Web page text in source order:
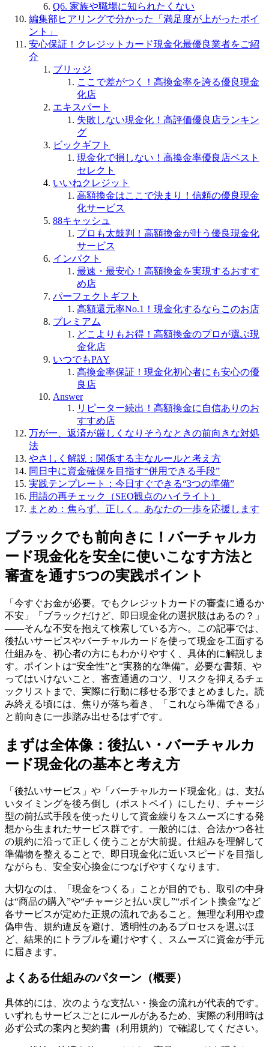
Q6. 家族や職場に知られたくない
編集部ヒアリングで分かった「満足度が上がったポイ
ント」
安心保証！クレジットカード現金化最優良業者をご紹
介
ブリッジ
ここで差がつく！高換金率を誇る優良現金
化店
エキスパート
失敗しない現金化！高評価優良店ランキン
グ
ビックギフト
現金化で損しない！高換金率優良店ベスト
セレクト
いいねクレジット
高額換金はここで決まり！信頼の優良現金
化サービス
88キャッシュ
プロも太鼓判！高額換金が叶う優良現金化
サービス
インパクト
最速・最安心！高額換金を実現するおすす
め店
パーフェクトギフト
高額還元率No.1！現金化するならこのお店
プレミアム
どこよりもお得！高額換金のプロが選ぶ現
金化店
いつでもPAY
高換金率保証！現金化初心者にも安心の優
良店
Answer
リピーター続出！高額換金に自信ありのお
すすめ店
万が一、返済が厳しくなりそうなときの前向きな対処
法
やさしく解説：関係する主なルールと考え方
同日中に資金確保を目指す“併用できる手段”
実践テンプレート：今日すぐできる“3つの準備”
用語の再チェック（SEO観点のハイライト）
まとめ：焦らず、正しく。あなたの一歩を応援します
ブラックでも前向きに！バーチャルカ
ード現金化を安全に使いこなす方法と
審査を通す5つの実践ポイント
「今すぐお金が必要。でもクレジットカードの審査に通るか
不安」「ブラックだけど、即日現金化の選択肢はあるの？」
――そんな不安を抱えて検索している方へ。この記事では、
後払いサービスやバーチャルカードを使って現金を工面する
仕組みを、初心者の方にもわかりやすく、具体的に解説しま
す。ポイントは“安全性”と“実務的な準備”。必要な書類、や
ってはいけないこと、審査通過のコツ、リスクを抑えるチェ
ックリストまで、実際に行動に移せる形でまとめました。読
み終える頃には、焦りが落ち着き、「これなら準備できる」
と前向きに一歩踏み出せるはずです。
まずは全体像：後払い・バーチャルカ
ード現金化の基本と考え方
「後払いサービス」や「バーチャルカード現金化」は、支払
いタイミングを後ろ倒し（ポストペイ）にしたり、チャージ
型の前払式手段を使ったりして資金繰りをスムーズにする発
想から生まれたサービス群です。一般的には、合法かつ各社
の規約に沿って正しく使うことが大前提。仕組みを理解して
準備物を整えることで、即日現金化に近いスピードを目指し
ながらも、安全安心換金につなげやすくなります。
大切なのは、「現金をつくる」ことが目的でも、取引の中身
は“商品の購入”や“チャージと払い戻し”“ポイント換金”など
各サービスが定めた正規の流れであること。無理な利用や虚
偽申告、規約違反を避け、透明性のあるプロセスを選ぶほ
ど、結果的にトラブルを避けやすく、スムーズに資金が手元
に届きます。
よくある仕組みのパターン（概要）
具体的には、次のような支払い・換金の流れが代表的です。
いずれもサービスごとにルールがあるため、実際の利用時は
必ず公式の案内と契約書（利用規約）で確認してください。